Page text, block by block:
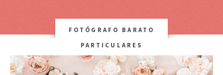
FOTÓGRAFO BARATO
PARTICULARES